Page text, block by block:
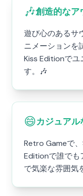
🎶創造的なア
遊び心のあるサ
ニメーションを
Kiss Editionでユ
す。🎶
😄カジュア
Retro Gameで
Editionで誰でも
で気楽な雰囲気